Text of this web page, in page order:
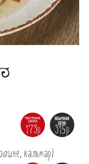
315р
173р
кальмар)